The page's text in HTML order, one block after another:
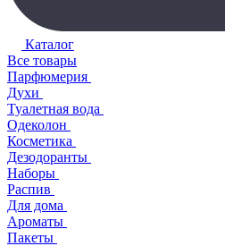
Каталог
Все товары
Парфюмерия
Духи
Туалетная вода
Одеколон
Косметика
Дезодоранты
Наборы
Распив
Для дома
Ароматы
Пакеты